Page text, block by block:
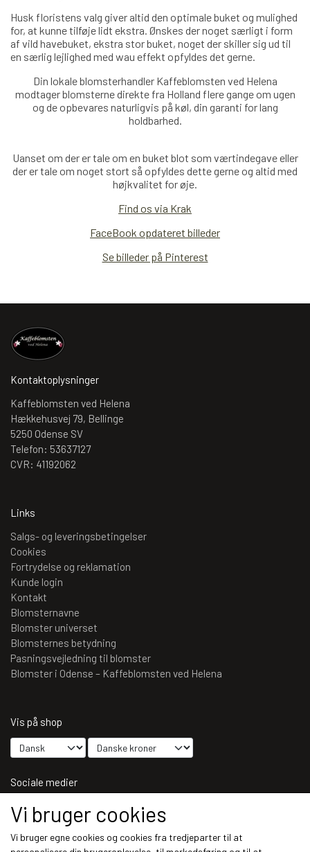
Husk floristens valg giver altid den optimale buket og mulighed
for, at kunne tilføje lidt ekstra. Ønskes der noget særligt i form
af vild havebuket, ekstra stor buket, noget der skiller sig ud til
en særlig lejlighed med wau effekt opfyldes det gerne.
Din lokale blomsterhandler Kaffeblomsten ved Helena
modtager blomsterne direkte fra Holland fleregange om ugen
og de opbevares naturligvis på køl, din garanti for lang
holdbarhed.
Uanset om der er tale om en buket blot som værtindegave eller
der er tale om noget stort så opfyldes dette gerne og altid med
højkvalitet for øje.
Find os via Krak
FaceBook opdateret billeder
Se billeder på Pinterest
Kontaktoplysninger
Kaffeblomsten ved Helena
Hækkehusvej 79, Bellinge
5250 Odense SV
Telefon: 53637127
CVR: 41192062
Links
Salgs- og leveringsbetingelser
Cookies
Fortrydelse og reklamation
Kunde login
Kontakt
Blomsternavne
Blomster universet
Blomsternes betydning
Pasningsvejledning til blomster
Blomster i Odense – Kaffeblomsten ved Helena
Vis på shop
Sociale medier
Vi bruger cookies
Vi bruger egne cookies og cookies fra tredjeparter til at